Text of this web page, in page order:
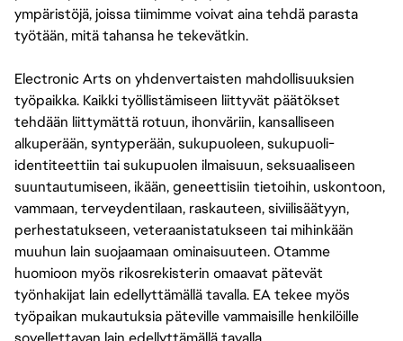
ympäristöjä, joissa tiimimme voivat aina tehdä parasta
työtään, mitä tahansa he tekevätkin.
Electronic Arts on yhdenvertaisten mahdollisuuksien
työpaikka. Kaikki työllistämiseen liittyvät päätökset
tehdään liittymättä rotuun, ihonväriin, kansalliseen
alkuperään, syntyperään, sukupuoleen, sukupuoli-
identiteettiin tai sukupuolen ilmaisuun, seksuaaliseen
suuntautumiseen, ikään, geneettisiin tietoihin, uskontoon,
vammaan, terveydentilaan, raskauteen, siviilisäätyyn,
perhestatukseen, veteraanistatukseen tai mihinkään
muuhun lain suojaamaan ominaisuuteen. Otamme
huomioon myös rikosrekisterin omaavat pätevät
työnhakijat lain edellyttämällä tavalla. EA tekee myös
työpaikan mukautuksia päteville vammaisille henkilöille